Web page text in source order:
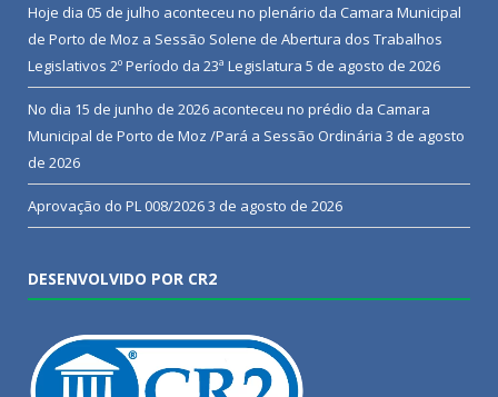
Hoje dia 05 de julho aconteceu no plenário da Camara Municipal
de Porto de Moz a Sessão Solene de Abertura dos Trabalhos
Legislativos 2º Período da 23ª Legislatura 5 de agosto de 2026
No dia 15 de junho de 2026 aconteceu no prédio da Camara
Municipal de Porto de Moz /Pará a Sessão Ordinária 3 de agosto
de 2026
Aprovação do PL 008/20263 de agosto de 2026
DESENVOLVIDO POR CR2